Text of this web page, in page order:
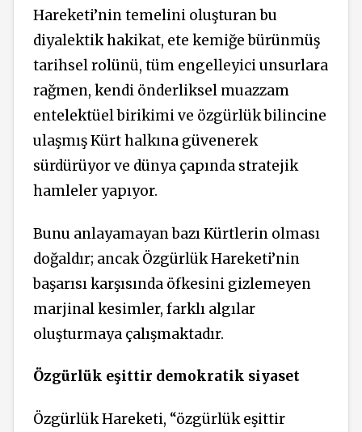
Hareketi’nin temelini oluşturan bu
diyalektik hakikat, ete kemiğe bürünmüş
tarihsel rolünü, tüm engelleyici unsurlara
rağmen, kendi önderliksel muazzam
entelektüel birikimi ve özgürlük bilincine
ulaşmış Kürt halkına güvenerek
sürdürüyor ve dünya çapında stratejik
hamleler yapıyor.
Bunu anlayamayan bazı Kürtlerin olması
doğaldır; ancak Özgürlük Hareketi’nin
başarısı karşısında öfkesini gizlemeyen
marjinal kesimler, farklı algılar
oluşturmaya çalışmaktadır.
Özgürlük eşittir demokratik siyaset
Özgürlük Hareketi, “özgürlük eşittir